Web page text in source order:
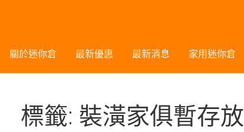
關於迷你倉 最新優惠 最新消息 家用迷你倉
標籤: 裝潢家俱暫存放